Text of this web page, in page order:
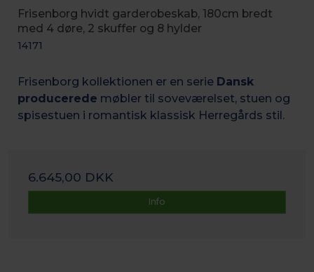
Frisenborg hvidt garderobeskab, 180cm bredt
med 4 døre, 2 skuffer og 8 hylder
14171
Frisenborg kollektionen er en serie Dansk
producerede møbler til soveværelset, stuen og
spisestuen i romantisk k lassisk Herregårds stil.
6.645,00 DKK
Info